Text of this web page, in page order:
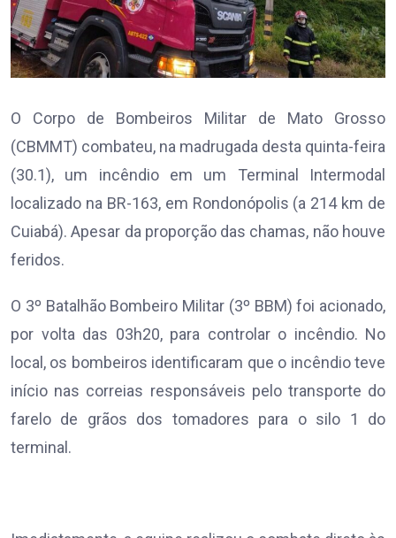
O Corpo de Bombeiros Militar de Mato Grosso
(CBMMT) combateu, na madrugada desta quinta-feira
(30.1), um incêndio em um Terminal Intermodal
localizado na BR-163, em Rondonópolis (a 214 km de
Cuiabá). Apesar da proporção das chamas, não houve
feridos.
O 3º Batalhão Bombeiro Militar (3º BBM) foi acionado,
por volta das 03h20, para controlar o incêndio. No
local, os bombeiros identificaram que o incêndio teve
início nas correias responsáveis pelo transporte do
farelo de grãos dos tomadores para o silo 1 do
terminal.